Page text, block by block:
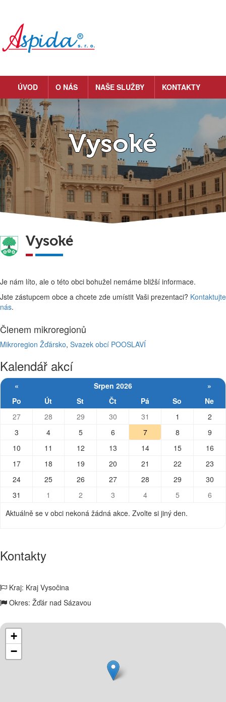
ÚVOD O NÁS NAŠE SLUŽBY KONTAKTY
Vysoké
Vysoké
Je nám líto, ale o této obci bohužel nemáme bližší informace.
Jste zástupcem obce a chcete zde umístit Vaši prezentaci? Kontaktujte
nás.
Členem mikroregionů
Mikroregion Žďársko, Svazek obcí POOSLAVÍ
Kalendář akcí
« Srpen 2026
»
Po
Út St Čt Pá So
Ne
27
28 29 30 31 1
2
3
4 5 6 7 8
9
10
11 12 13 14 15
16
17
18 19 20 21 22
23
24
25 26 27 28 29
30
31
1 2 3 4 5
6
Aktuálně se v obci nekoná žádná akce. Zvolte si jiný den.
Kontakty
Kraj: Kraj Vysočina
Okres: Žďár nad Sázavou
+
−